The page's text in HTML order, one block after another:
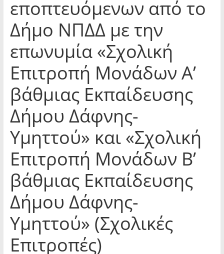
εποπτευόμενων από το
Δήμο ΝΠΔΔ με την
επωνυμία «Σχολική
Επιτροπή Μονάδων Α’
βάθμιας Εκπαίδευσης
Δήμου Δάφνης-
Υμηττού» και «Σχολική
Επιτροπή Μονάδων Β’
βάθμιας Εκπαίδευσης
Δήμου Δάφνης-
Υμηττού» (Σχολικές
Επιτροπές)